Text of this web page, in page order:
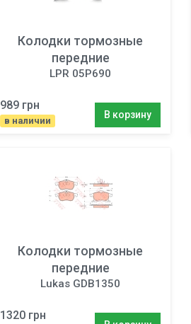
Колодки тормозные
передние
LPR 05P690
989 грн
в наличии
В корзину
Колодки тормозные
передние
Lukas GDB1350
1320 грн